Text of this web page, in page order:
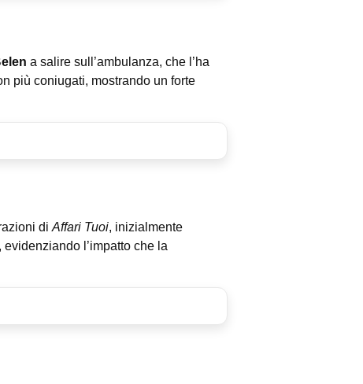
a salire sull’ambulanza, che l’ha
più coniugati, mostrando un forte
di Affari Tuoi, inizialmente
, evidenziando l’impatto che la